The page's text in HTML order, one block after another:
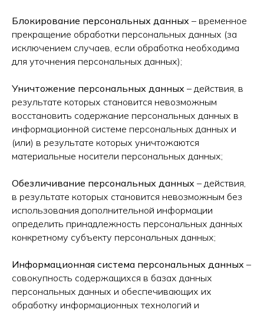
Блокирование персональных данных – временное
прекращение обработки персональных данных (за
исключением случаев, если обработка необходима
для уточнения персональных данных);
Уничтожение персональных данных – действия, в
результате которых становится невозможным
восстановить содержание персональных данных в
информационной системе персональных данных и
(или) в результате которых уничтожаются
материальные носители персональных данных;
Обезличивание персональных данных – действия,
в результате которых становится невозможным без
использования дополнительной информации
определить принадлежность персональных данных
конкретному субъекту персональных данных;
Информационная система персональных данных –
совокупность содержащихся в базах данных
персональных данных и обеспечивающих их
обработку информационных технологий и